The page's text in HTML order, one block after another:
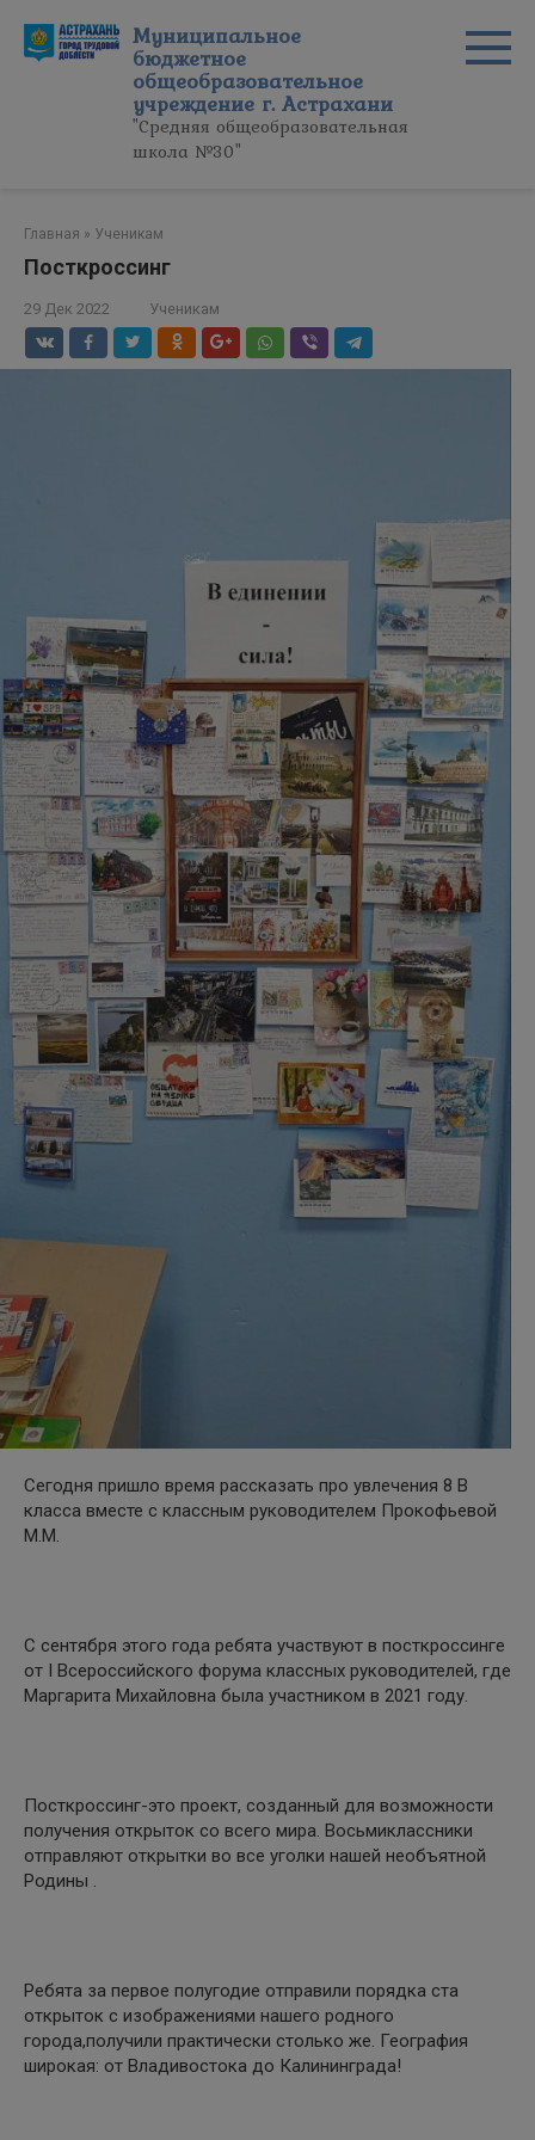
контенту
Муниципальное
бюджетное
общеобразовательное
учреждение г. Астрахани
"Средняя общеобразовательная
школа №30"
Главная » Ученикам
Посткроссинг
29 Дек 2022 Ученикам
Сегодня пришло время рассказать про увлечения 8 В
класса вместе с классным руководителем Прокофьевой
М.М.
С сентября этого года ребята участвуют в посткроссинге
от I Всероссийского форума классных руководителей, где
Маргарита Михайловна была участником в 2021 году.
Посткроссинг-это проект, созданный для возможности
получения открыток со всего мира. Восьмиклассники
отправляют открытки во все уголки нашей необъятной
Родины .
Ребята за первое полугодие отправили порядка ста
открыток с изображениями нашего родного
города,получили практически столько же. География
широкая: от Владивостока до Калининграда!